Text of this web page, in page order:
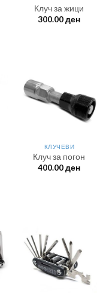
Клуч за жици
300.00ден
КЛУЧЕВИ
Клуч за погон
400.00ден